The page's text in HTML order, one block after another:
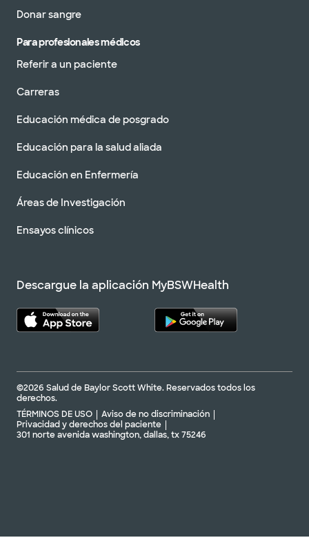
Donar sangre
Para profesionales médicos
Referir a un paciente
Carreras
Educación médica de posgrado
Educación para la salud aliada
Educación en Enfermería
Áreas de Investigación
Ensayos clínicos
Descargue la aplicación MyBSWHealth
©2026 Salud de Baylor Scott White. Reservados todos los
derechos.
TÉRMINOS DE USO
Aviso de no discriminación
Privacidad y derechos del paciente
301 norte avenida washington, dallas, tx 75246